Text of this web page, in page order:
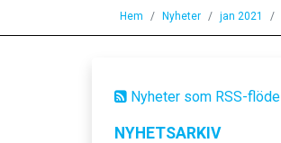
Hem Nyheter jan 2021
Nyheter som RSS-flöde
NYHETSARKIV